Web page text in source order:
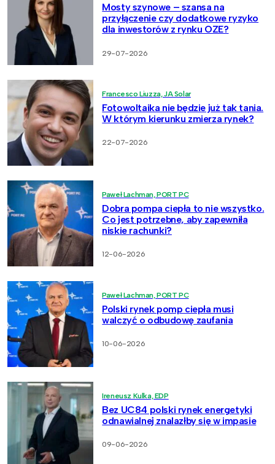
Mosty szynowe – szansa na
przyłączenie czy dodatkowe ryzyko
dla inwestorów z rynku OZE?
29-07-2026
Francesco Liuzza, JA Solar
Fotowoltaika nie będzie już tak tania.
W którym kierunku zmierza rynek?
22-07-2026
Paweł Lachman, PORT PC
Dobra pompa ciepła to nie wszystko.
Co jest potrzebne, aby zapewniła
niskie rachunki?
12-06-2026
Paweł Lachman, PORT PC
Polski rynek pomp ciepła musi
walczyć o odbudowę zaufania
10-06-2026
Ireneusz Kulka, EDP
Bez UC84 polski rynek energetyki
odnawialnej znalazłby się w impasie
09-06-2026